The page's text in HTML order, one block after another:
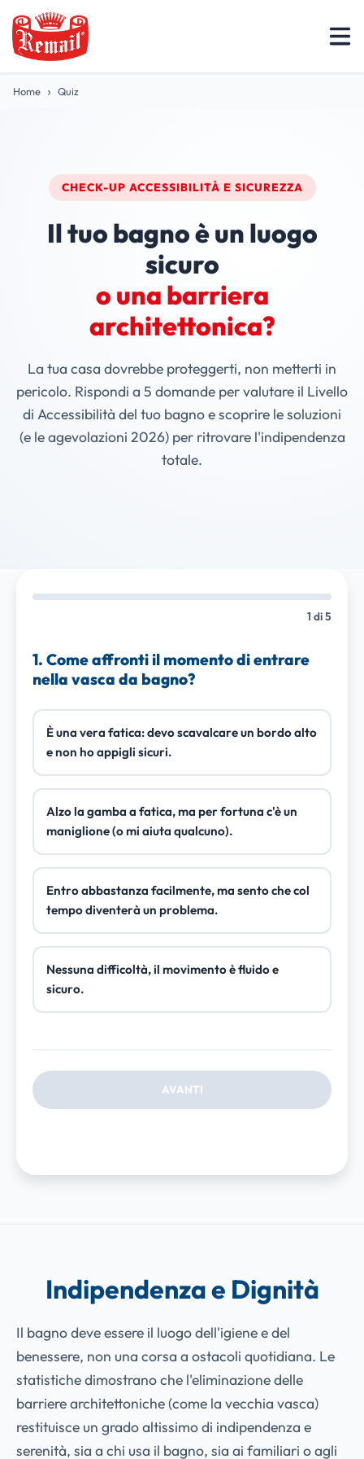
Home Quiz
CHECK-UP ACCESSIBILITÀ E SICUREZZA
Il tuo bagno è un luogo
sicuro
o una barriera
architettonica?
La tua casa dovrebbe proteggerti, non metterti in
pericolo. Rispondi a 5 domande per valutare il Livello
di Accessibilità del tuo bagno e scoprire le soluzioni
(e le agevolazioni 2026) per ritrovare l'indipendenza
totale.
1 di 5
1. Come affronti il momento di entrare
nella vasca da bagno?
È una vera fatica: devo scavalcare un bordo alto
e non ho appigli sicuri.
Alzo la gamba a fatica, ma per fortuna c'è un
maniglione (o mi aiuta qualcuno).
Entro abbastanza facilmente, ma sento che col
tempo diventerà un problema.
Nessuna difficoltà, il movimento è fluido e
sicuro.
AVANTI
Indipendenza e Dignità
Il bagno deve essere il luogo dell'igiene e del
benessere, non una corsa a ostacoli quotidiana. Le
statistiche dimostrano che l'eliminazione delle
barriere architettoniche (come la vecchia vasca)
restituisce un grado altissimo di indipendenza e
serenità, sia a chi usa il bagno, sia ai familiari o agli